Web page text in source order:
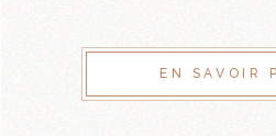
EN SAVOIR